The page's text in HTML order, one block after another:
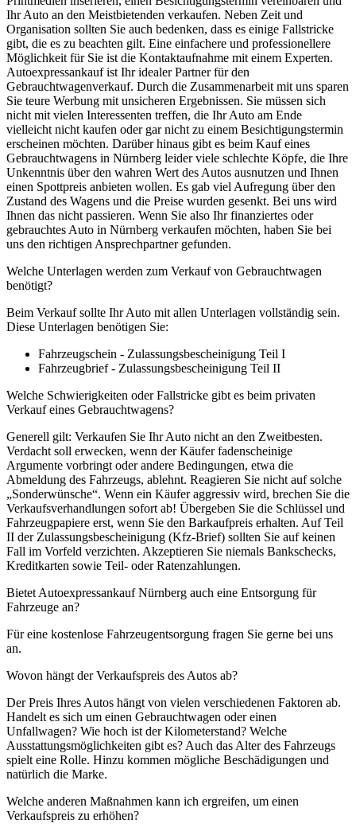
Ihr Auto an den Meistbietenden verkaufen. Neben Zeit und
Organisation sollten Sie auch bedenken, dass es einige Fallstricke
gibt, die es zu beachten gilt. Eine einfachere und professionellere
Möglichkeit für Sie ist die Kontaktaufnahme mit einem Experten.
Autoexpressankauf ist Ihr idealer Partner für den
Gebrauchtwagenverkauf. Durch die Zusammenarbeit mit uns sparen
Sie teure Werbung mit unsicheren Ergebnissen. Sie müssen sich
nicht mit vielen Interessenten treffen, die Ihr Auto am Ende
vielleicht nicht kaufen oder gar nicht zu einem Besichtigungstermin
erscheinen möchten. Darüber hinaus gibt es beim Kauf eines
Gebrauchtwagens in Nürnberg leider viele schlechte Köpfe, die Ihre
Unkenntnis über den wahren Wert des Autos ausnutzen und Ihnen
einen Spottpreis anbieten wollen. Es gab viel Aufregung über den
Zustand des Wagens und die Preise wurden gesenkt. Bei uns wird
Ihnen das nicht passieren. Wenn Sie also Ihr finanziertes oder
gebrauchtes Auto in Nürnberg verkaufen möchten, haben Sie bei
uns den richtigen Ansprechpartner gefunden.
Welche Unterlagen werden zum Verkauf von Gebrauchtwagen
benötigt?
Beim Verkauf sollte Ihr Auto mit allen Unterlagen vollständig sein.
Diese Unterlagen benötigen Sie:
Fahrzeugschein - Zulassungsbescheinigung Teil I
Fahrzeugbrief - Zulassungsbescheinigung Teil II
Welche Schwierigkeiten oder Fallstricke gibt es beim privaten
Verkauf eines Gebrauchtwagens?
Generell gilt: Verkaufen Sie Ihr Auto nicht an den Zweitbesten.
Verdacht soll erwecken, wenn der Käufer fadenscheinige
Argumente vorbringt oder andere Bedingungen, etwa die
Abmeldung des Fahrzeugs, ablehnt. Reagieren Sie nicht auf solche
„Sonderwünsche“. Wenn ein Käufer aggressiv wird, brechen Sie die
Verkaufsverhandlungen sofort ab! Übergeben Sie die Schlüssel und
Fahrzeugpapiere erst, wenn Sie den Barkaufpreis erhalten. Auf Teil
II der Zulassungsbescheinigung (Kfz-Brief) sollten Sie auf keinen
Fall im Vorfeld verzichten. Akzeptieren Sie niemals Bankschecks,
Kreditkarten sowie Teil- oder Ratenzahlungen.
Bietet Autoexpressankauf Nürnberg auch eine Entsorgung für
Fahrzeuge an?
Für eine kostenlose Fahrzeugentsorgung fragen Sie gerne bei uns
an.
Wovon hängt der Verkaufspreis des Autos ab?
Der Preis Ihres Autos hängt von vielen verschiedenen Faktoren ab.
Handelt es sich um einen Gebrauchtwagen oder einen
Unfallwagen? Wie hoch ist der Kilometerstand? Welche
Ausstattungsmöglichkeiten gibt es? Auch das Alter des Fahrzeugs
spielt eine Rolle. Hinzu kommen mögliche Beschädigungen und
natürlich die Marke.
Welche anderen Maßnahmen kann ich ergreifen, um einen
Verkaufspreis zu erhöhen?